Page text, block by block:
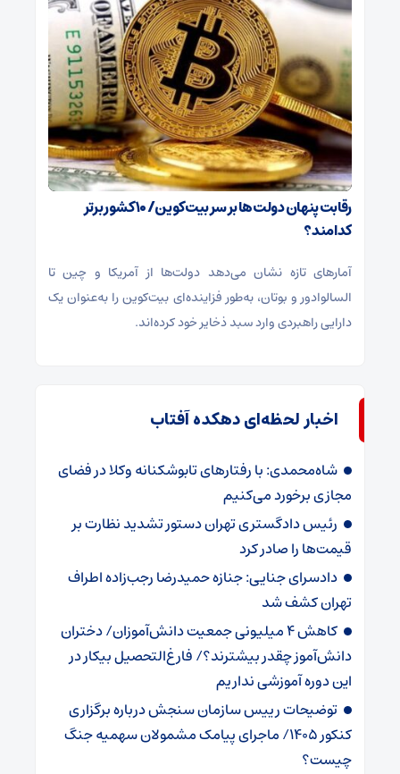
رقابت پنهان دولت‌ها بر سر بیت‌کوین/ ۱۰ کشور برتر
کدامند؟
آمارهای تازه نشان می‌دهد دولت‌ها از آمریکا و چین تا
السالوادور و بوتان، به‌طور فزاینده‌ای بیت‌کوین را به‌عنوان یک
دارایی راهبردی وارد سبد ذخایر خود کرده‌اند.
اخبار لحظه‌ای دهکده آفتاب
شاه‌محمدی: با رفتارهای تابوشکنانه وکلا در فضای
مجازی برخورد می‌کنیم
رئیس دادگستری تهران دستور تشدید نظارت بر
قیمت‌ها را صادر کرد
دادسرای جنایی: جنازه حمیدرضا رجب‌زاده اطراف
تهران کشف شد
کاهش ۴ میلیونی جمعیت دانش‌آموزان/ دختران
دانش‌آموز چقدر بیشترند؟/ فارغ‌التحصیل بیکار در
این دوره آموزشی نداریم
توضیحات رییس سازمان سنجش درباره برگزاری
کنکور ۱۴۰۵/ ماجرای پیامک مشمولان سهمیه جنگ
چیست؟